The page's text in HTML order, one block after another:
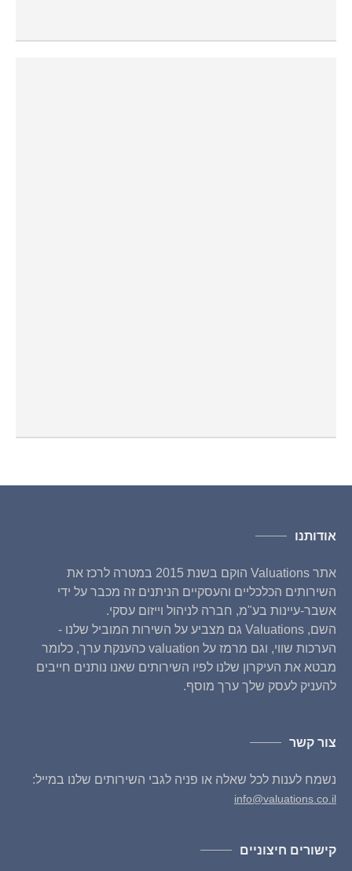
אודותנו
אתר Valuations הוקם בשנת 2015 במטרה לרכז את
השירותים הכלכליים והעסקיים הניתנים זה מכבר על ידי
אשבר-עיינות בע"מ, חברה לניהול וייזום עסקי.
השם, Valuations גם מצביע על השירות המוביל שלנו -
הערכות שווי, וגם מרמז על valuation כהענקת ערך, כלומר
מבטא את העיקרון שלנו לפיו השירותים שאנו נותנים חייבים
להעניק לעסק שלך ערך מוסף.
צור קשר
נשמח לענות לכל שאלה או פניה לגבי השירותים שלנו במייל:
info@valuations.co.il
קישורים חיצוניים